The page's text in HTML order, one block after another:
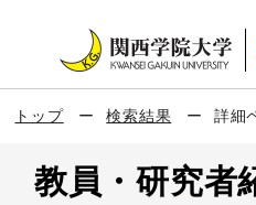
トップ 検索結果 詳細
教員・研究